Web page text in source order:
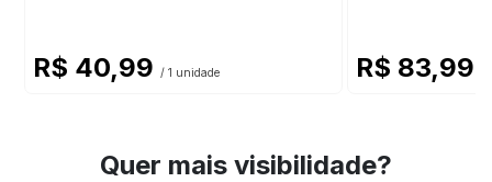
R$ 40,99 / 1 unidade R$ 83,99
Quer mais visibilidade?